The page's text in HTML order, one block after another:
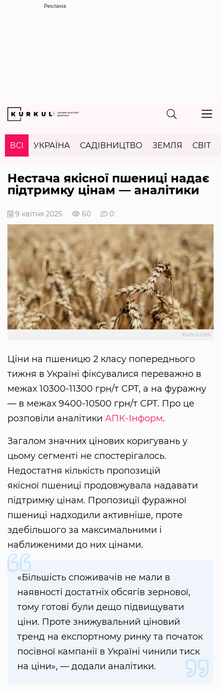
Реклама
ВСІ УКРАЇНА САДІВНИЦТВО ЗЕМЛЯ СВІТ
Нестача якісної пшениці надає
підтримку цінам — аналітики
9 квітня 2025 60 0
Kurkul.com
Ціни на пшеницю 2 класу попереднього
тижня в Україні фіксувалися переважно в
межах 10300-11300 грн/т СРТ, а на фуражну
— в межах 9400-10500 грн/т СРТ. Про це
розповіли аналітики АПК-Інформ.
Загалом значних цінових коригувань у
цьому сегменті не спостерігалось.
Недостатня кількість пропозицій
якісної пшениці продовжувала надавати
підтримку цінам. Пропозиції фуражної
пшениці надходили активніше, проте
здебільшого за максимальними і
наближеними до них цінами.
«Більшість споживачів не мали в
наявності достатніх обсягів зернової,
тому готові були дещо підвищувати
ціни. Проте знижувальний ціновий
тренд на експортному ринку та початок
посівної кампанії в Україні чинили тиск
на ціни», — додали аналітики.